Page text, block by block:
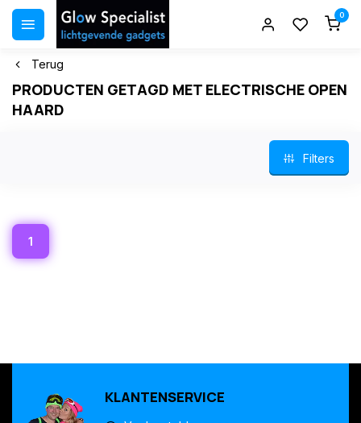
0
Terug
PRODUCTEN GETAGD MET ELECTRISCHE OPEN
HAARD
Filters
1
KLANTENSERVICE